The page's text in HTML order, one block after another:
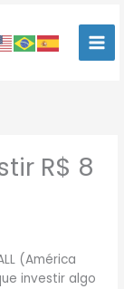
R$ 8
(América
investir algo